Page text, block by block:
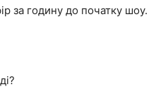
за годину до початку шоу.